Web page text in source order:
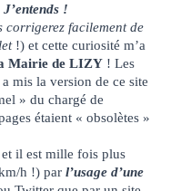
!
corrigerez facilement de
!) et cette curiosité m’a
Mairie de LIZY ! Les
mis la version de ce site
» du chargé de
étaient « obsolètes »
il est mille fois plus
h !) par l’usage d’une